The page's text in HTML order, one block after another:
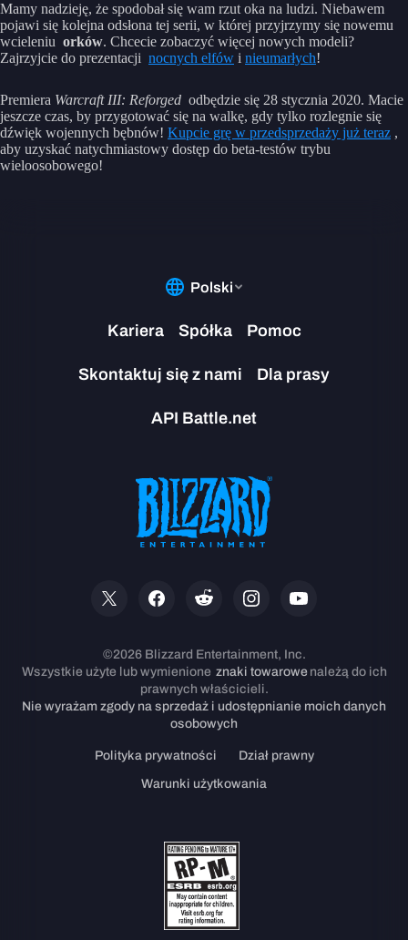
Mamy nadzieję, że spodobał się wam rzut oka na ludzi. Niebawem
pojawi się kolejna odsłona tej serii, w której przyjrzymy się nowemu
wcieleniu orków. Chcecie zobaczyć więcej nowych modeli?
Zajrzyjcie do prezentacji nocnych elfów i nieumarłych!
Premiera Warcraft III: Reforged odbędzie się 28 stycznia 2020. Macie
jeszcze czas, by przygotować się na walkę, gdy tylko rozlegnie się
dźwięk wojennych bębnów! Kupcie grę w przedsprzedaży już teraz ,
aby uzyskać natychmiastowy dostęp do beta-testów trybu
wieloosobowego!